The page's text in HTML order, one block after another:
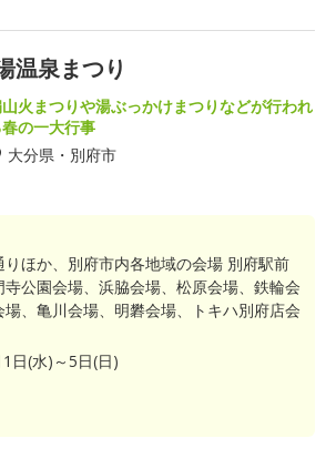
温泉まつり
火まつりや湯ぶっかけまつりなどが行われ
の一大行事
大分県・別府市
りほか、別府市内各地域の会場 別府駅前
寺公園会場、浜脇会場、松原会場、鉄輪会
場、亀川会場、明礬会場、トキハ別府店会
日(水)～5日(日)